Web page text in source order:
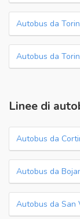
Autobus da
Autobus da
Linee di
Autobus da
Autobus da
Autobus da San